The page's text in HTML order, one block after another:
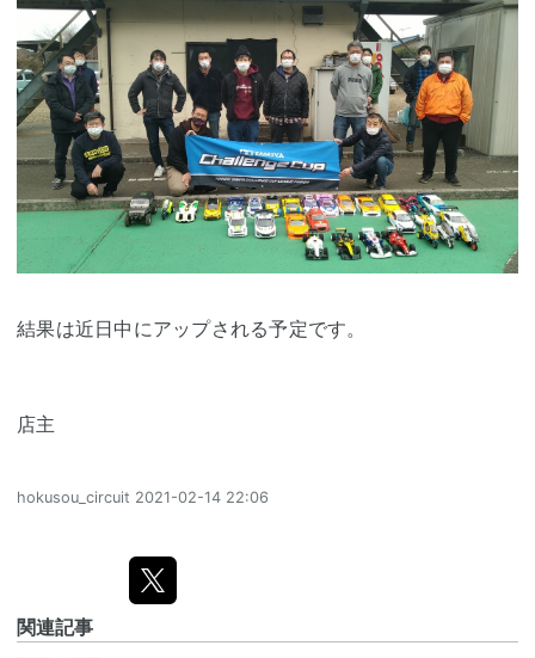
結果は近日中にアップされる予定です。
店主
hokusou_circuit 2021-02-14 22:06
関連記事